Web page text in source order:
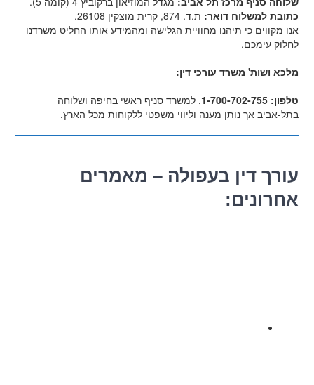
כתובת למשלוח דואר: ת.ד. 874, קרית מוצקין 26108.
אנו מקווים כי תיהנו מחוויית הגלישה ומהמידע אותו החליט משרדנו
לחלוק עימכם.
מלכא ושות' משרד עורכי דין:
טלפון: 1-700-702-755
, למשרד סניף ראשי בחיפה ושלוחה
בתל-אביב אך נותן מענה וליווי משפטי ללקוחות מכל הארץ.
עורך דין בעפולה – מאמרים
אחרונים: